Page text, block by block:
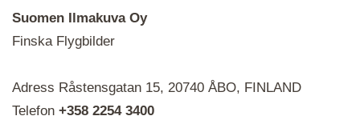
ikoner är det en serie i varje. Utplacerade bilder
syns som nålar istället.
Suomen Ilmakuva Oy
Finska Flygbilder
Adress Råstensgatan 15, 20740 ÅBO, FINLAND
Telefon +358 2254 3400